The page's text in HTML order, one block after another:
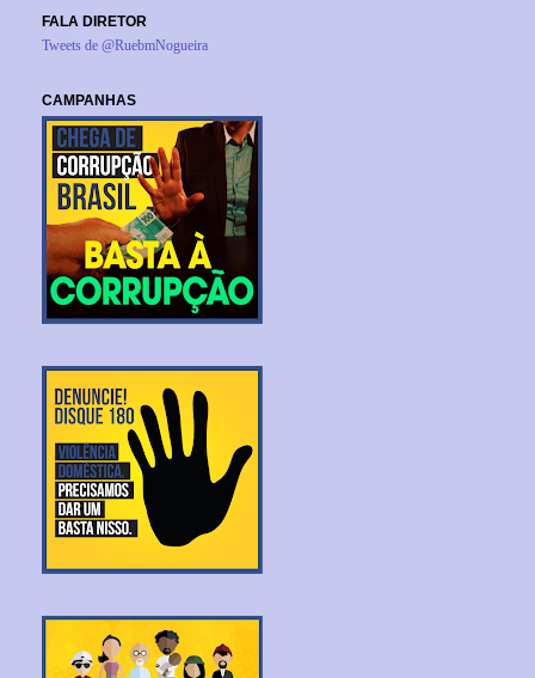
FALA DIRETOR
Tweets de @RuebmNogueira
CAMPANHAS